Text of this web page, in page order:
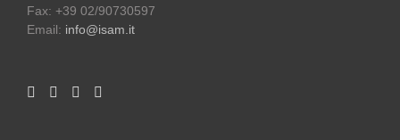
Fax: +39 02/90730597
Email: info@isam.it